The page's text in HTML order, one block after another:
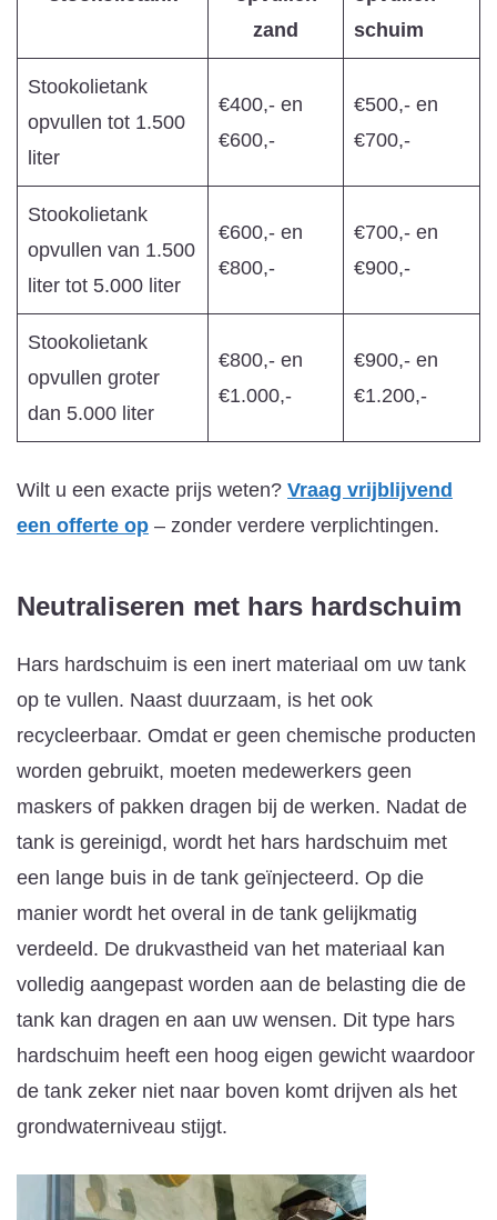
zand
schuim
Stookolietank
opvullen tot 1.500
liter
€400,- en
€600,-
€500,- en
€700,-
Stookolietank
opvullen van 1.500
liter tot 5.000 liter
€600,- en
€800,-
€700,- en
€900,-
Stookolietank
opvullen groter
dan 5.000 liter
€800,- en
€1.000,-
€900,- en
€1.200,-
Wilt u een exacte prijs weten? Vraag vrijblijvend
een offerte op – zonder verdere verplichtingen.
Neutraliseren met hars hardschuim
Hars hardschuim is een inert materiaal om uw tank
op te vullen. Naast duurzaam, is het ook
recycleerbaar. Omdat er geen chemische producten
worden gebruikt, moeten medewerkers geen
maskers of pakken dragen bij de werken. Nadat de
tank is gereinigd, wordt het hars hardschuim met
een lange buis in de tank geïnjecteerd. Op die
manier wordt het overal in de tank gelijkmatig
verdeeld. De drukvastheid van het materiaal kan
volledig aangepast worden aan de belasting die de
tank kan dragen en aan uw wensen. Dit type hars
hardschuim heeft een hoog eigen gewicht waardoor
de tank zeker niet naar boven komt drijven als het
grondwaterniveau stijgt.